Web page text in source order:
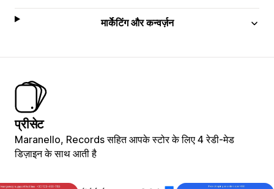
मार्केटिंग और कन्वर्ज़न
प्रीसेट
Maranello, Records सहित आपके स्टोर के लिए 4 रेडी-मेड
डिज़ाइन के साथ आती है